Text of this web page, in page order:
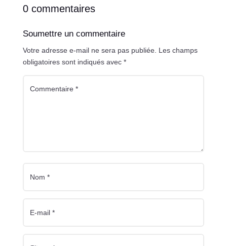
0 commentaires
Soumettre un commentaire
Votre adresse e-mail ne sera pas publiée. Les champs
obligatoires sont indiqués avec *